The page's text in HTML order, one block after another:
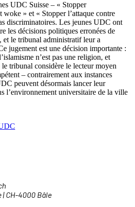
UDC Suisse – « Stopper
woke » et « Stopper l’attaque contre
discriminatoires. Les jeunes UDC ont
les décisions politiques erronées de
et le tribunal administratif leur a
jugement est une décision importante :
n’est pas une religion, et
tribunal considère le lecteur moyen
– contrairement aux instances
peuvent désormais lancer leur
l’environnement universitaire de la ville
| CH-4000 Bâle